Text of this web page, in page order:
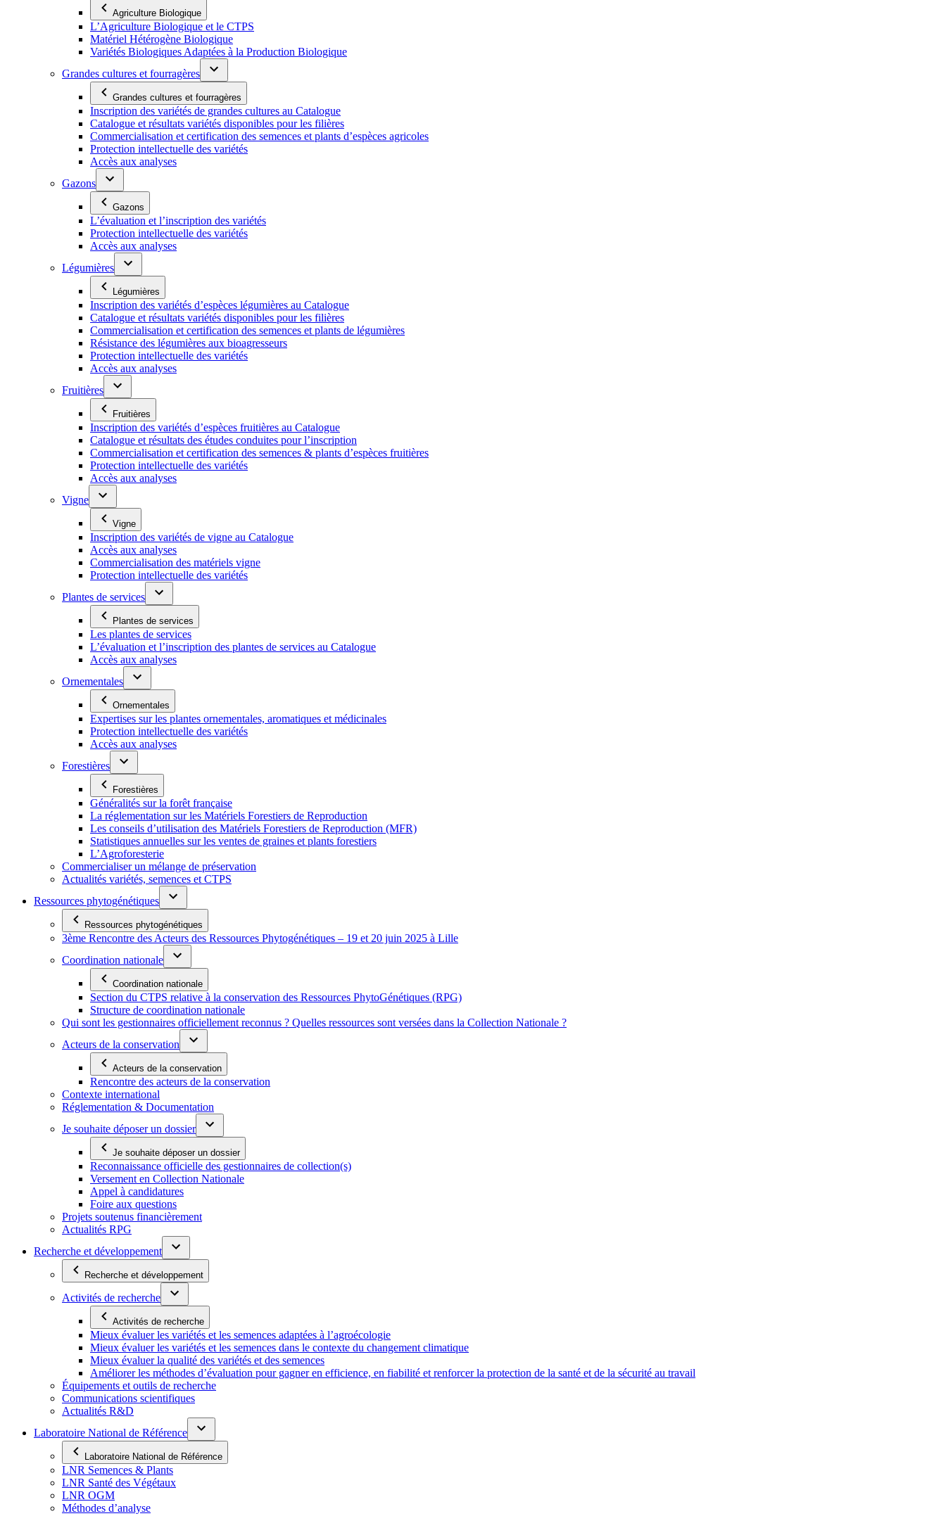
Agriculture Biologique
L’Agriculture Biologique et le CTPS
Matériel Hétérogène Biologique
Variétés Biologiques Adaptées à la Production Biologique
Grandes cultures et fourragères
Grandes cultures et fourragères
Inscription des variétés de grandes cultures au Catalogue
Catalogue et résultats variétés disponibles pour les filières
Commercialisation et certification des semences et plants d’espèces agricoles
Protection intellectuelle des variétés
Accès aux analyses
Gazons
Gazons
L’évaluation et l’inscription des variétés
Protection intellectuelle des variétés
Accès aux analyses
Légumières
Légumières
Inscription des variétés d’espèces légumières au Catalogue
Catalogue et résultats variétés disponibles pour les filières
Commercialisation et certification des semences et plants de légumières
Résistance des légumières aux bioagresseurs
Protection intellectuelle des variétés
Accès aux analyses
Fruitières
Fruitières
Inscription des variétés d’espèces fruitières au Catalogue
Catalogue et résultats des études conduites pour l’inscription
Commercialisation et certification des semences & plants d’espèces fruitières
Protection intellectuelle des variétés
Accès aux analyses
Vigne
Vigne
Inscription des variétés de vigne au Catalogue
Accès aux analyses
Commercialisation des matériels vigne
Protection intellectuelle des variétés
Plantes de services
Plantes de services
Les plantes de services
L’évaluation et l’inscription des plantes de services au Catalogue
Accès aux analyses
Ornementales
Ornementales
Expertises sur les plantes ornementales, aromatiques et médicinales
Protection intellectuelle des variétés
Accès aux analyses
Forestières
Forestières
Généralités sur la forêt française
La réglementation sur les Matériels Forestiers de Reproduction
Les conseils d’utilisation des Matériels Forestiers de Reproduction (MFR)
Statistiques annuelles sur les ventes de graines et plants forestiers
L’Agroforesterie
Commercialiser un mélange de préservation
Actualités variétés, semences et CTPS
Ressources phytogénétiques
Ressources phytogénétiques
3ème Rencontre des Acteurs des Ressources Phytogénétiques – 19 et 20 juin 2025 à Lille
Coordination nationale
Coordination nationale
Section du CTPS relative à la conservation des Ressources PhytoGénétiques (RPG)
Structure de coordination nationale
Qui sont les gestionnaires officiellement reconnus ? Quelles ressources sont versées dans la Collection Nationale ?
Acteurs de la conservation
Acteurs de la conservation
Rencontre des acteurs de la conservation
Contexte international
Réglementation & Documentation
Je souhaite déposer un dossier
Je souhaite déposer un dossier
Reconnaissance officielle des gestionnaires de collection(s)
Versement en Collection Nationale
Appel à candidatures
Foire aux questions
Projets soutenus financièrement
Actualités RPG
Recherche et développement
Recherche et développement
Activités de recherche
Activités de recherche
Mieux évaluer les variétés et les semences adaptées à l’agroécologie
Mieux évaluer les variétés et les semences dans le contexte du changement climatique
Mieux évaluer la qualité des variétés et des semences
Améliorer les méthodes d’évaluation pour gagner en efficience, en fiabilité et renforcer la protection de la santé et de la sécurité au travail
Équipements et outils de recherche
Communications scientifiques
Actualités R&D
Laboratoire National de Référence
Laboratoire National de Référence
LNR Semences & Plants
LNR Santé des Végétaux
LNR OGM
Méthodes d’analyse